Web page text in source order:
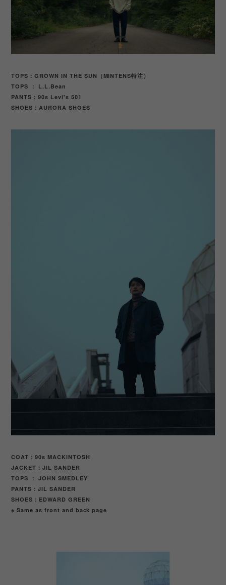
TOPS：GROWN IN THE SUN（MINTENS特注）
TOPS ： L.L.Bean
PANTS：90s Levi's 501
SHOES ： AURORA SHOES
COAT：90s MACKINTOSH
JACKET：JIL SANDER
TOPS ： JOHN SMEDLEY
PANTS：JIL SANDER
SHOES：EDWARD GREEN
※ Same as front and back page